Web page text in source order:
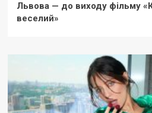
Львова — до виходу фільму
веселий»